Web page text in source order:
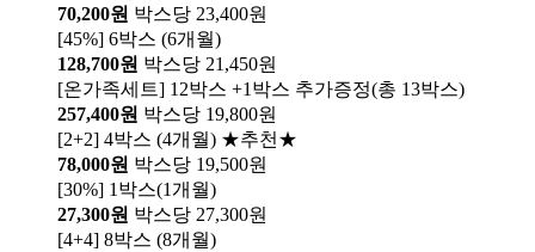
70,200원 박스당 23,400원
[45%] 6박스 (6개월)
128,700원 박스당 21,450원
[온가족세트] 12박스 +1박스 추가증정(총 13박스)
257,400원 박스당 19,800원
[2+2] 4박스 (4개월) ★추천★
78,000원 박스당 19,500원
[30%] 1박스(1개월)
27,300원 박스당 27,300원
[4+4] 8박스 (8개월)